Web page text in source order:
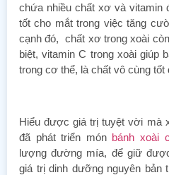
chứa nhiều chất xơ và vitamin
tốt cho mắt trong việc tăng
cạnh đó, chất xơ trong xoài
biệt, vitamin C trong xoài giúp
trong cơ thể, là chất vô cùng
Hiểu được giá trị tuyệt vời mà
đã phát triển món bánh xoài
lượng đường mía, để giữ
giá trị dinh dưỡng nguyên bản